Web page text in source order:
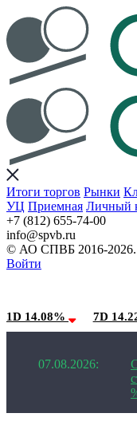
Итоги торгов Рынки
УЦ Приемная Личный
+7 (812) 655-74-00
info@spvb.ru
© АО СПВБ 2016-2026.
Войти
1D 14.08% 7D
07.08.2026: